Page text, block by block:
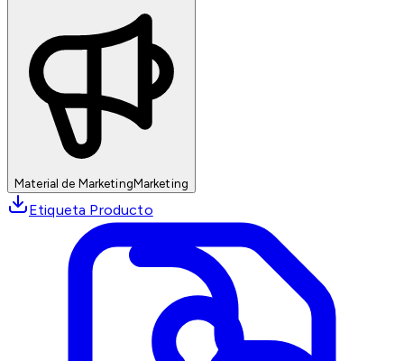
Material de MarketingMarketing
Etiqueta Producto